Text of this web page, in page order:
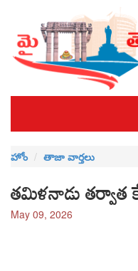
హోం
తాజా వార్తలు
తమిళనాడు తర్వాత
May 09, 2026